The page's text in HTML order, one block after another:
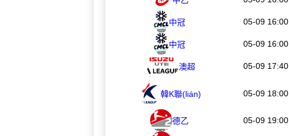
中冠 05-09 16:00
中冠 05-09 16:00
澳超 05-09 17:40
韓K聯(lián) 05-09 18:00
德乙 05-09 19:00